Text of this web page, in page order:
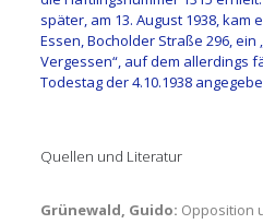
später, am 13. August 1938, kam
Essen, Bocholder Straße 296,
Vergessen“, auf dem allerdings
Todestag der 4.10.1938
Quellen und Literatur
Grünewald, Guido: Opposition